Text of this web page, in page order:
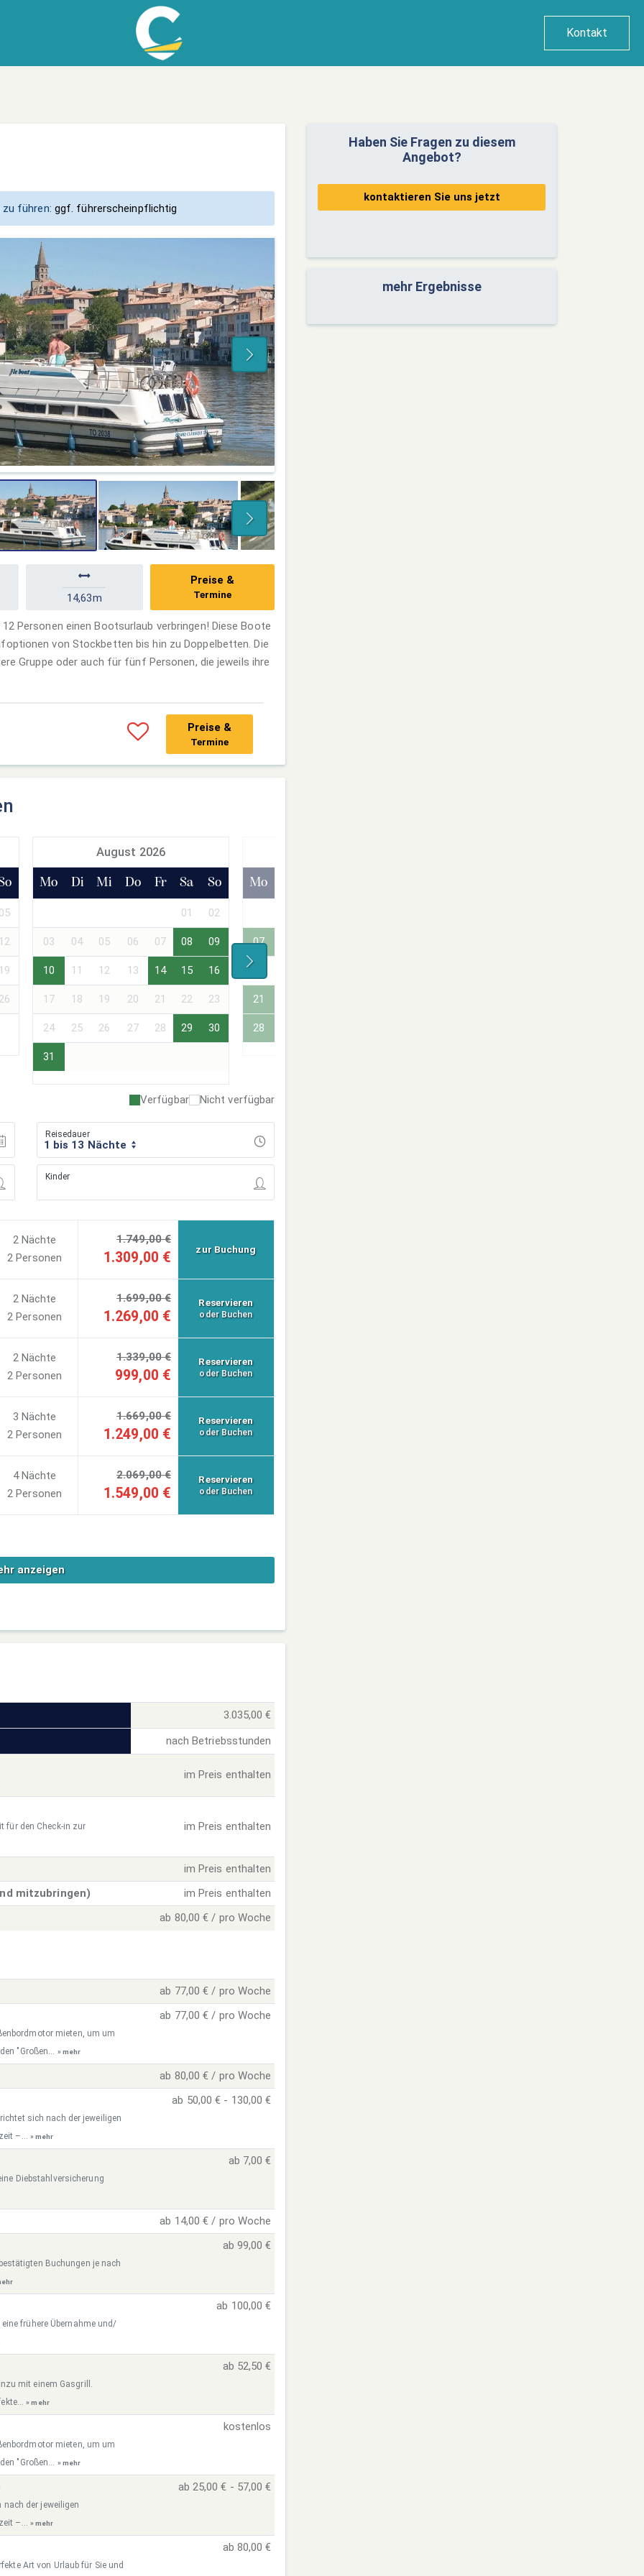
Kontakt
führen: ggf. führerscheinpflichtig
14,63m
Preise &
Termine
Personen einen Bootsurlaub verbringen! Diese Boote
von Stockbetten bis hin zu Doppelbetten. Die
Gruppe oder auch für fünf Personen, die jeweils ihre
Preise &
Termine
05
12
19
26
August 2026
Mo Di Mi Do Fr Sa So
01 02
03 04 05 06 07 08 09
10 11 12 13 14 15 16
17 18 19 20 21 22 23
24 25 26 27 28 29 30
31
Mo
07
21
28
Verfügbar Nicht verfügbar
Reisedauer
1 bis 13 Nächte
Kinder
2 Nächte
2 Personen
1.749,00 €
1.309,00 € zur Buchung
2 Nächte
2 Personen
1.699,00 €
1.269,00 €
Reservieren
oder Buchen
2 Nächte
2 Personen
1.339,00 €
999,00 €
Reservieren
oder Buchen
3 Nächte
2 Personen
1.669,00 €
1.249,00 €
Reservieren
oder Buchen
4 Nächte
2 Personen
2.069,00 €
1.549,00 €
Reservieren
oder Buchen
anzeigen
3.035,00 €
nach Betriebsstunden
im Preis enthalten
für den Check-in zur
im Preis enthalten
im Preis enthalten
mitzubringen)
im Preis enthalten
ab 80,00 € / pro Woche
ab 77,00 € / pro Woche
mieten, um um
"Großen... » mehr
ab 77,00 € / pro Woche
ab 80,00 € / pro Woche
sich nach der jeweiligen
–... » mehr
ab 50,00 € - 130,00 €
Diebstahlversicherung
ab 7,00 €
ab 14,00 € / pro Woche
Buchungen je nach
ab 99,00 €
frühere Übernahme und/
ab 100,00 €
mit einem Gasgrill.
» mehr
ab 52,50 €
mieten, um um
"Großen... » mehr
kostenlos
nach der jeweiligen
–... » mehr
ab 25,00 € - 57,00 €
Art von Urlaub für Sie und
ab 80,00 €
Haben Sie Fragen zu diesem
Angebot?
kontaktieren Sie uns jetzt
mehr Ergebnisse